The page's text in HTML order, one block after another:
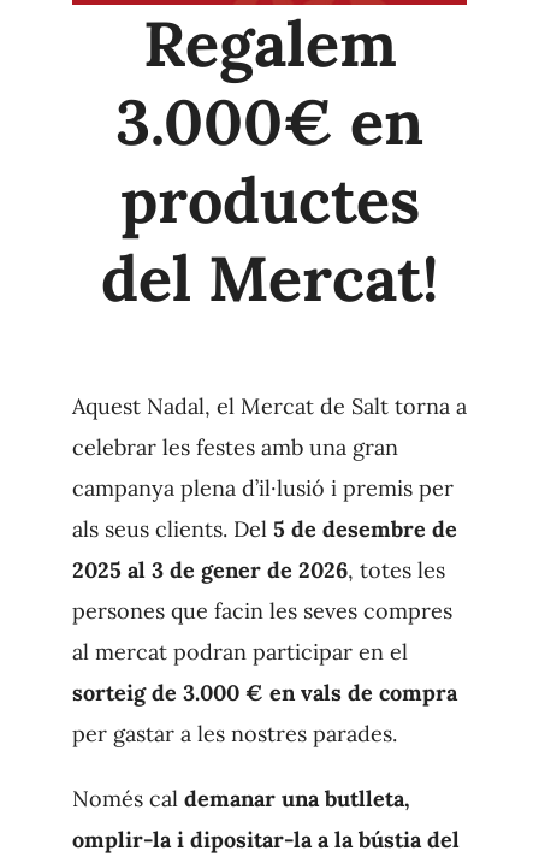
Regalem
3.000€ en
productes
del Mercat!
Aquest Nadal, el Mercat de Salt torna a
celebrar les festes amb una gran
campanya plena d’il·lusió i premis per
als seus clients. Del 5 de desembre de
2025 al 3 de gener de 2026, totes les
persones que facin les seves compres
al mercat podran participar en el
sorteig de 3.000 € en vals de compra
per gastar a les nostres parades.
Només cal demanar una butlleta,
omplir-la i dipositar-la a la bústia del